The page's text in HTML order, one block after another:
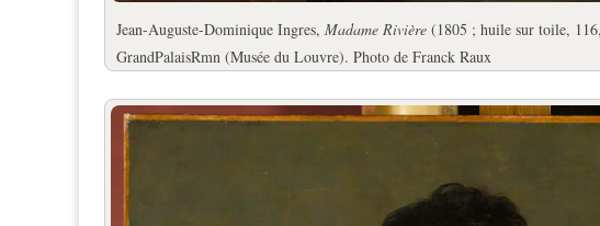
Jean-Auguste-Dominique Ingres, Madame Rivière (1805 ; huile sur toile,
GrandPalaisRmn (Musée du Louvre). Photo de Franck Raux